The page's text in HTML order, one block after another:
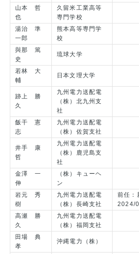
山本 哲
也
久留米工業高等
専門学校
湯治 準
一郎
熊本高等専門学
校
與那 篤
史
琉球大学
若林 大
輔
日本文理大学
跡上 勝
久
九州電力送配電
（株）北九州支
社
飯干 憲
志
九州電力送配電
（株）佐賀支社
井手 康
哲
九州電力送配電
（株）鹿児島支
社
金澤 一
伸
（株）キューヘ
ン
岩元 秀
樹
九州電力送配電
（株）長崎支社
前任
2024/
高瀬 勝
久
九州電力送配電
（株）福岡支社
田場 典
孝
沖縄電力（株）